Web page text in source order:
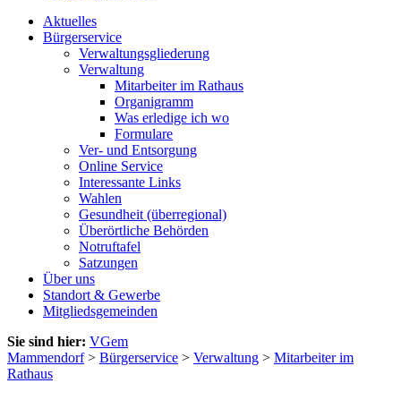
Aktuelles
Bürgerservice
Verwaltungsgliederung
Verwaltung
Mitarbeiter im Rathaus
Organigramm
Was erledige ich wo
Formulare
Ver- und Entsorgung
Online Service
Interessante Links
Wahlen
Gesundheit (überregional)
Überörtliche Behörden
Notruftafel
Satzungen
Über uns
Standort & Gewerbe
Mitgliedsgemeinden
Sie sind hier: VGem
Mammendorf> Bürgerservice > Verwaltung > Mitarbeiter im
Rathaus